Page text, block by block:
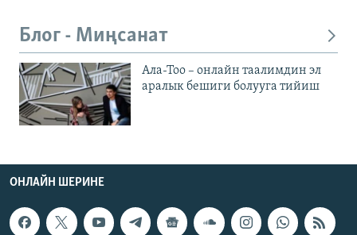
Блог - Миңсанат
Ала-Тоо – онлайн таалимдин эл
аралык бешиги болууга тийиш
ОНЛАЙН ШЕРИНЕ